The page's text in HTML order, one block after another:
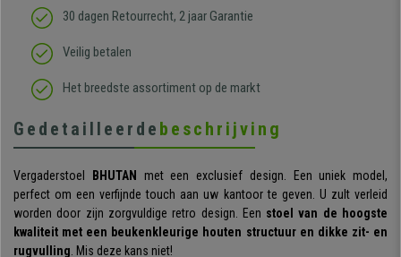
30 dagen Retourrecht, 2 jaar Garantie
Veilig betalen
Het breedste assortiment op de markt
Gedetailleerde beschrijving
Vergaderstoel BHUTAN
met een exclusief design. Een uniek model,
perfect om een verfijnde touch aan uw kantoor te geven. U zult verleid
worden door zijn zorgvuldige retro design. Een stoel van de hoogste
kwaliteit met een beukenkleurige houten structuur en dikke zit- en
rugvulling. Mis deze kans niet!